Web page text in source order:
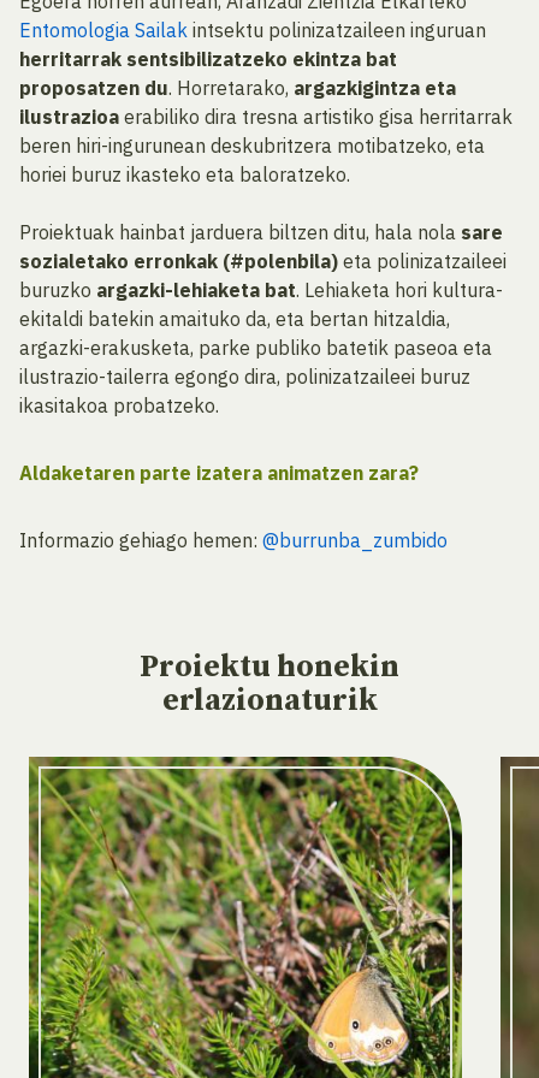
Entomologia Sailak intsektu polinizatzaileen inguruan
herritarrak sentsibilizatzeko ekintza bat
proposatzen du. Horretarako, argazkigintza eta
ilustrazioa erabiliko dira tresna artistiko gisa herritarrak
beren hiri-ingurunean deskubritzera motibatzeko, eta
horiei buruz ikasteko eta baloratzeko.
Proiektuak hainbat jarduera biltzen ditu, hala nola sare
sozialetako erronkak (#polenbila) eta polinizatzaileei
buruzko argazki-lehiaketa bat. Lehiaketa hori kultura-
ekitaldi batekin amaituko da, eta bertan hitzaldia,
argazki-erakusketa, parke publiko batetik paseoa eta
ilustrazio-tailerra egongo dira, polinizatzaileei buruz
ikasitakoa probatzeko.
Aldaketaren parte izatera animatzen zara?
Informazio gehiago hemen: @burrunba_zumbido
Proiektu honekin
erlazionaturik